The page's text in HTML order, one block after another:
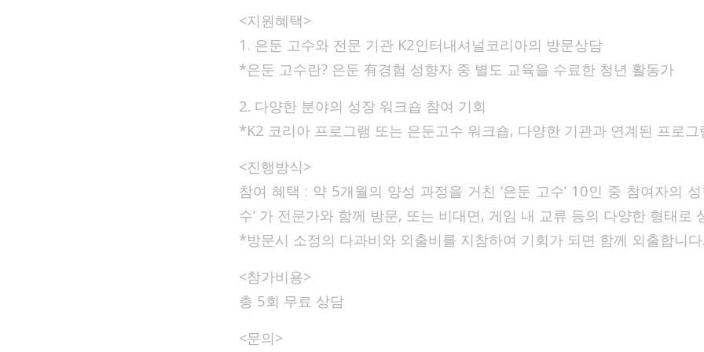
<지원혜택>
1. 은둔 고수와 전문 기관 K2인터내셔널코리아의 방문상담
*은둔 고수란? 은둔 有경험 성향자 중 별도 교육을 수료한 청년 활동가
2. 다양한 분야의 성장 워크숍 참여 기회
*K2 코리아 프로그램 또는 은둔고수 워크숍, 다양한 기관과 연계된 프로그
<진행방식>
참여 혜택 : 약 5개월의 양성 과정을 거친 ‘은둔 고수’ 10인 중 참여자의
수’ 가 전문가와 함께 방문, 또는 비대면, 게임 내 교류 등의 다양한 형태로
*방문시 소정의 다과비와 외출비를 지참하여 기회가 되면 함께 외출합니다.
<참가비용>
총 5회 무료 상담
<문의>